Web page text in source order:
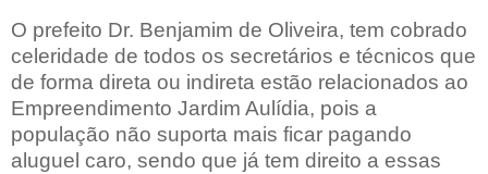
O prefeito Dr. Benjamim de Oliveira, tem cobrado
celeridade de todos os secretários e técnicos que
de forma direta ou indireta estão relacionados ao
Empreendimento Jardim Aulídia, pois a
população não suporta mais ficar pagando
aluguel caro, sendo que já tem direito a essas